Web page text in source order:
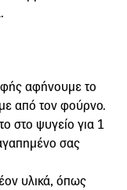
αφήνουμε το
από τον φούρνο.
στο ψυγείο για 1
σας
υλικά, όπως